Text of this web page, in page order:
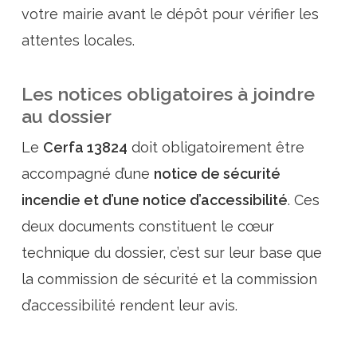
votre mairie avant le dépôt pour vérifier les
attentes locales.
Les notices obligatoires à joindre
au dossier
Le Cerfa 13824 doit obligatoirement être
accompagné d’une notice de sécurité
incendie et d’une notice d’accessibilité. Ces
deux documents constituent le cœur
technique du dossier, c’est sur leur base que
la commission de sécurité et la commission
d’accessibilité rendent leur avis.